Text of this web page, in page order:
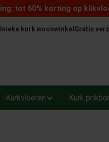
tot 60% korting op
kurk woonwinkel Gratis
Kurkvloeren Kurk